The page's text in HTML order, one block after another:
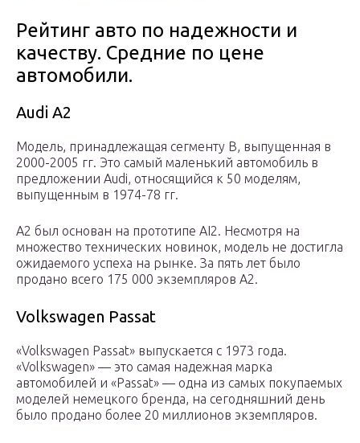
Рейтинг авто по надежности и
качеству. Средние по цене
автомобили.
Audi A2
Модель, принадлежащая сегменту B, выпущенная в
2000-2005 гг. Это самый маленький автомобиль в
предложении Audi, относящийся к 50 моделям,
выпущенным в 1974-78 гг.
A2 был основан на прототипе AI2. Несмотря на
множество технических новинок, модель не достигла
ожидаемого успеха на рынке. За пять лет было
продано всего 175 000 экземпляров А2.
Volkswagen Passat
«Volkswagen Passat» выпускается с 1973 года.
«Volkswagen» — это самая надежная марка
автомобилей и «Passat» — одна из самых покупаемых
моделей немецкого бренда, на сегодняшний день
было продано более 20 миллионов экземпляров.